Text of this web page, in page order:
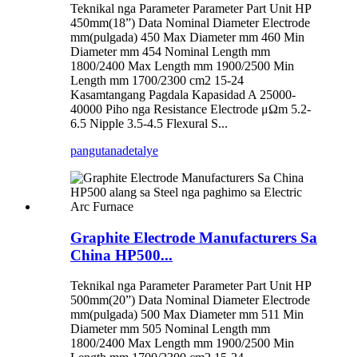
Teknikal nga Parameter Parameter Part Unit HP
450mm(18”) Data Nominal Diameter Electrode
mm(pulgada) 450 Max Diameter mm 460 Min
Diameter mm 454 Nominal Length mm
1800/2400 Max Length mm 1900/2500 Min
Length mm 1700/2300 cm2 15-24
Kasamtangang Pagdala Kapasidad A 25000-
40000 Piho nga Resistance Electrode μΩm 5.2-
6.5 Nipple 3.5-4.5 Flexural S...
pangutanadetalye
Graphite Electrode Manufacturers Sa
China HP500...
Teknikal nga Parameter Parameter Part Unit HP
500mm(20”) Data Nominal Diameter Electrode
mm(pulgada) 500 Max Diameter mm 511 Min
Diameter mm 505 Nominal Length mm
1800/2400 Max Length mm 1900/2500 Min